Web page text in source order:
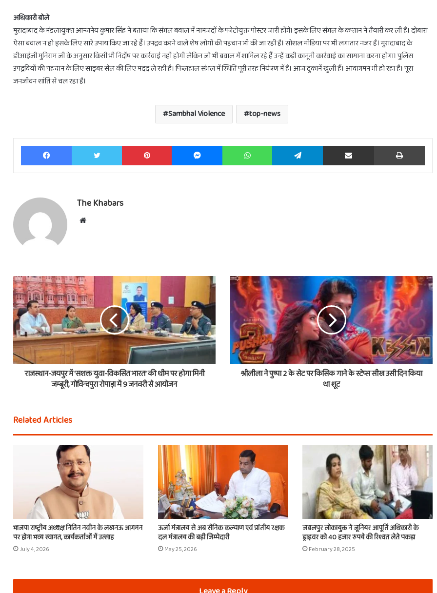
अधिकारी बोले
मुरादाबाद के मंडलायुक्‍त आन्‍जनेय कुमार सिंह ने बताया कि संभल बवाल में नामजदों के फोटोयुक्त पोस्टर जारी होंगे। इसके लिए संभल के कप्तान ने तैयारी कर ली है। दोबारा
ऐसा बवाल न हो इसके लिए सारे उपाय किए जा रहे हैं। उपद्रव करने वाले शेष लोगों की पहचान भी की जा रही है। सोशल मीडिया पर भी लगातार नजर है। मुरादाबाद के
डीआईजी मुनिराम जी के अनुसार किसी भी निर्दोष पर कार्रवाई नहीं होगी लेकिन जो भी बवाल में शामिल रहे हैं उन्हें कड़ी कानूनी कार्रवाई का सामाना करना होगा। पुलिस
उपद्रवियों की पहचान के लिए साइबर सेल की लिए मदद ले रही है। फिलहाल संभल में स्थिति पूरी तरह नियंत्रण में है। आज दुकानें खुली हैं। आवागमन भी हो रहा है। पूरा
जनजीवन शांति से चल रहा है।
Sambhal Violence top-news
Facebook Twitter Pinterest Messenger WhatsApp Telegram Share via Email Print
The Khabars
Website
राजस्थान-जयपुर में 'सशक्त युवा-विकसित भारत’ की थीम पर होगा मिनी
जम्बूरी, गोविन्दपुरा रोपाड़ा में 9 जनवरी से आयोजन
श्रीलीला ने पुष्पा 2 के सेट पर किसिक गाने के स्टेप्स सीख उसी दिन किया
था शूट
Related Articles
भाजपा राष्ट्रीय अध्यक्ष नितिन नवीन के लखनऊ आगमन
पर होगा भव्य स्वागत, कार्यकर्ताओं में उत्साह
July 4, 2026
ऊर्जा मंत्रालय से अब सैनिक कल्याण एवं प्रांतीय रक्षक
दल मंत्रालय की बड़ी जिम्मेदारी
May 25, 2026
जबलपुर लोकायुक्त ने जूनियर आपूर्ति अधिकारी के
ड्राइवर को 40 हजार रुपये की रिश्वत लेते पकड़ा
February 28, 2025